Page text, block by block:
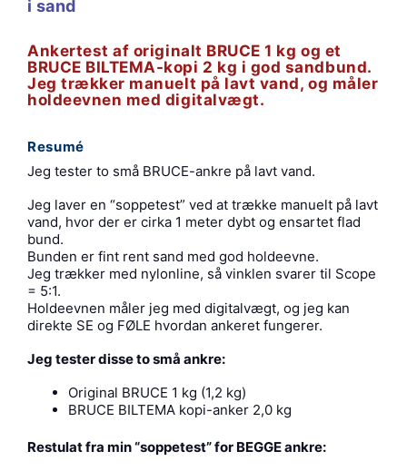
i sand
Ankertest af originalt BRUCE 1 kg og et
BRUCE BILTEMA-kopi 2 kg i god sandbund.
Jeg trækker manuelt på lavt vand, og måler
holdeevnen med digitalvægt.
Resumé
Jeg tester to små BRUCE-ankre på lavt vand.
Jeg laver en “soppetest” ved at trække manuelt på lavt
vand, hvor der er cirka 1 meter dybt og ensartet flad
bund.
Bunden er fint rent sand med god holdeevne.
Jeg trækker med nylonline, så vinklen svarer til Scope
= 5:1.
Holdeevnen måler jeg med digitalvægt, og jeg kan
direkte SE og FØLE hvordan ankeret fungerer.
Jeg tester disse to små ankre:
Original BRUCE 1 kg (1,2 kg)
BRUCE BILTEMA kopi-anker 2,0 kg
Restulat fra min “soppetest” for BEGGE ankre: